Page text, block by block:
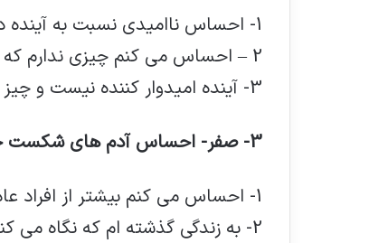
1- احساس ناامیدی نسبت به آینده دارم.
2 – احساس می کنم چیزی ندارم که به انتظار آن بنشینم .
3- آینده امیدوار کننده نیست و چیز مثبتی رخ نخواهد داد.
3- صفر- احساس آدم های شکست خورده را ندارم.
1- احساس می کنم بیشتر از افراد عادی جامعه شکست خورده ام.
2- به زندگی گذشته ام که نگاه می کنم، شکست های زیادی را می بینم.